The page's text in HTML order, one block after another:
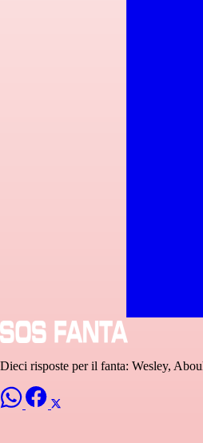
Dieci risposte per il fanta: Wesley,